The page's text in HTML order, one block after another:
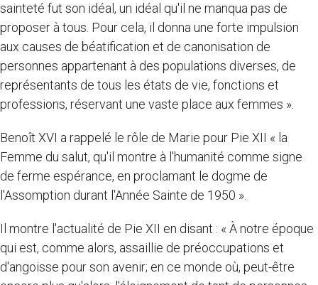
sainteté fut son idéal, un idéal qu'il ne manqua pas de
proposer à tous. Pour cela, il donna une forte impulsion
aux causes de béatification et de canonisation de
personnes appartenant à des populations diverses, de
représentants de tous les états de vie, fonctions et
professions, réservant une vaste place aux femmes ».
Benoît XVI a rappelé le rôle de Marie pour Pie XII « la
Femme du salut, qu'il montre à l'humanité comme signe
de ferme espérance, en proclamant le dogme de
l'Assomption durant l'Année Sainte de 1950 ».
Il montre l'actualité de Pie XII en disant : « À notre époque
qui est, comme alors, assaillie de préoccupations et
d'angoisse pour son avenir; en ce monde où, peut-être